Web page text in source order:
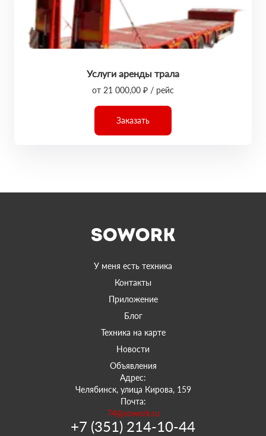
Услуги аренды трала
от 21 000,00 ₽ / рейс
Заказать
У меня есть техника
Контакты
Приложение
Блог
Техника на карте
Новости
Объявления
Адрес:
Челябинск, улица Кирова, 159
Почта:
74@sowork.ru
+7 (351) 214-10-44